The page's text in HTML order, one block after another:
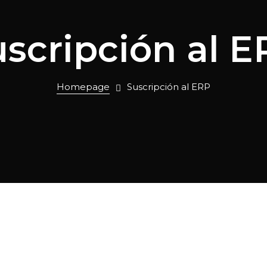
al
Homepage Suscripción al ERP